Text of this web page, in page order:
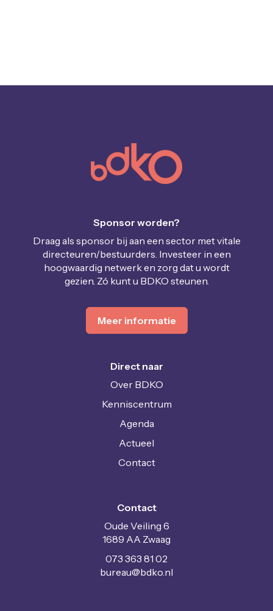
Sponsor worden?
Draag als sponsor bij aan een sector met vitale
directeuren/bestuurders. Investeer in een
hoogwaardig netwerk en zorg dat u wordt
gezien. Zó kunt u BDKO steunen.
Meer informatie
Direct naar
Over BDKO
Kenniscentrum
Agenda
Actueel
Contact
Contact
Oude Veiling 6
1689 AA Zwaag
073 363 81 02
uaerub@bdko.nl